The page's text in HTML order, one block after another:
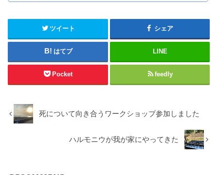
ツイート シェア
はてブ LINE
Pocket feedly
死について向き合うワークショップ参加しました
ハルモニウが我が家にやってきた